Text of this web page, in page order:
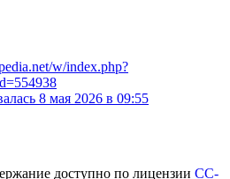
w/index.php?
8 мая 2026 в 09:55
доступно по лицензии CC-